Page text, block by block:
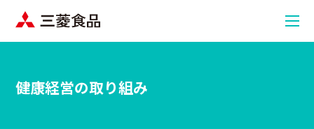
健康経営の取り組み